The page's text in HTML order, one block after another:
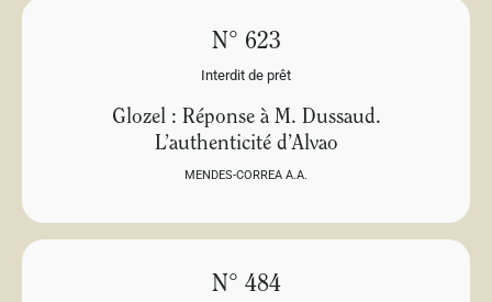
N° 623
Interdit de prêt
Glozel : Réponse à M. Dussaud.
L’authenticité d’Alvao
MENDES-CORREA A.A.
N° 484